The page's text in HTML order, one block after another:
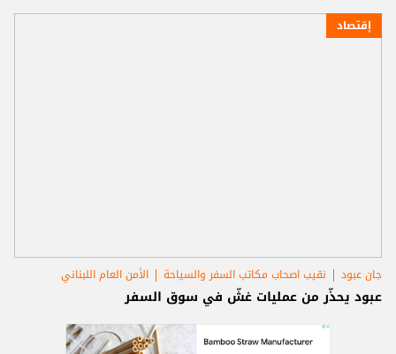
إقتصاد
جان عبود نقيب اصحاب مكاتب السفر والسياحة الأمن العام اللبناني
عبود يحذّر من عمليات غشّ في سوق السفر